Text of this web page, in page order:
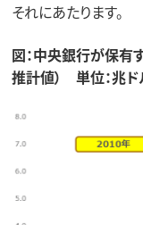
それにあたります。
図：中央銀行が保有
推計値） 単位：兆ド